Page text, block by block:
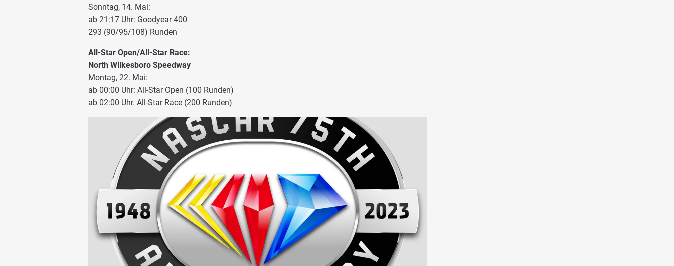
Sonntag, 14. Mai:
ab 21:17 Uhr: Goodyear 400
293 (90/95/108) Runden
All-Star Open/All-Star Race:
North Wilkesboro Speedway
Montag, 22. Mai:
ab 00:00 Uhr: All-Star Open (100 Runden)
ab 02:00 Uhr. All-Star Race (200 Runden)